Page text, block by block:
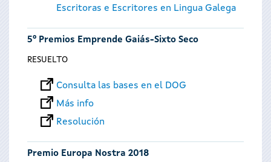
Escritoras e Escritores en Lingua Galega
5º Premios Emprende Gaiás-Sixto Seco
RESUELTO
Consulta las bases en el DOG
Más info
Resolución
Premio Europa Nostra 2018